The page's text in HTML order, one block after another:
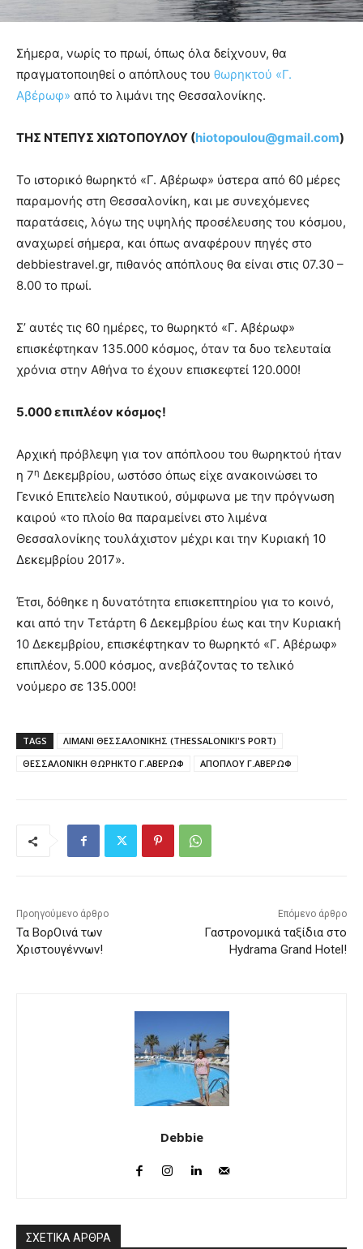
Σήμερα, νωρίς το πρωί, όπως όλα δείχνουν, θα
πραγματοποιηθεί ο απόπλους του θωρηκτού «Γ.
Αβέρωφ» από το λιμάνι της Θεσσαλονίκης.
ΤΗΣ ΝΤΕΠΥΣ ΧΙΩΤΟΠΟΥΛΟΥ (hiotopoulou@gmail.com)
Το ιστορικό θωρηκτό «Γ. Αβέρωφ» ύστερα από 60 μέρες
παραμονής στη Θεσσαλονίκη, και με συνεχόμενες
παρατάσεις, λόγω της υψηλής προσέλευσης του κόσμου,
αναχωρεί σήμερα, και όπως αναφέρουν πηγές στο
debbiestravel.gr, πιθανός απόπλους θα είναι στις 07.30 –
8.00 το πρωί.
Σ’ αυτές τις 60 ημέρες, το θωρηκτό «Γ. Αβέρωφ»
επισκέφτηκαν 135.000 κόσμος, όταν τα δυο τελευταία
χρόνια στην Αθήνα το έχουν επισκεφτεί 120.000!
5.000 επιπλέον κόσμος!
Αρχική πρόβλεψη για τον απόπλοου του θωρηκτού ήταν
η 7η Δεκεμβρίου, ωστόσο όπως είχε ανακοινώσει το
Γενικό Επιτελείο Ναυτικού, σύμφωνα με την πρόγνωση
καιρού «το πλοίο θα παραμείνει στο λιμένα
Θεσσαλονίκης τουλάχιστον μέχρι και την Κυριακή 10
Δεκεμβρίου 2017».
Έτσι, δόθηκε η δυνατότητα επισκεπτηρίου για το κοινό,
και από την Τετάρτη 6 Δεκεμβρίου έως και την Κυριακή
10 Δεκεμβρίου, επισκέφτηκαν το θωρηκτό «Γ. Αβέρωφ»
επιπλέον, 5.000 κόσμος, ανεβάζοντας το τελικό
νούμερο σε 135.000!
TAGS
ΛΙΜΑΝΙ ΘΕΣΣΑΛΟΝΙΚΗΣ (THESSALONIKI'S PORT)
ΘΕΣΣΑΛΟΝΙΚΗ ΘΩΡΗΚΤΟ Γ.ΑΒΕΡΩΦ
ΑΠΟΠΛΟΥ Γ.ΑΒΕΡΩΦ
Προηγούμενο άρθρο
Τα ΒορΟινά των
Χριστουγέννων!
Επόμενο άρθρο
Γαστρονομικά ταξίδια στο
Hydrama Grand Hotel!
Debbie
ΣΧΕΤΙΚΑ ΑΡΘΡΑ